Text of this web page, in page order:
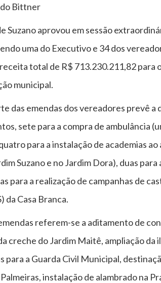
Bittner
Suzano aprovou em sessão
uma do Executivo e 34 dos
total de R$ 713.230.211,82 para
municipal.
das emendas dos vereadores prevê
sete para a compra de ambulância
para a instalação de academias
Suzano e no Jardim Dora), duas
para a realização de campanhas de
da Casa Branca.
referem-se a aditamento de
creche do Jardim Maitê, ampliação
para a Guarda Civil Municipal,
instalação de alambrado na